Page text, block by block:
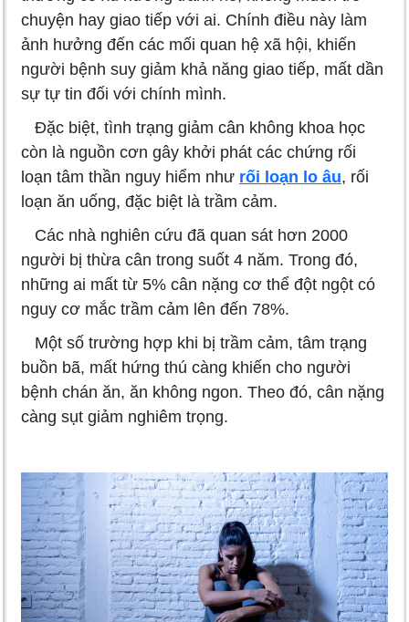
chuyện hay giao tiếp với ai. Chính điều này làm
ảnh hưởng đến các mối quan hệ xã hội, khiến
người bệnh suy giảm khả năng giao tiếp, mất dần
sự tự tin đối với chính mình.
Đặc biệt, tình trạng giảm cân không khoa học
còn là nguồn cơn gây khởi phát các chứng rối
loạn tâm thần nguy hiểm như rối loạn lo âu, rối
loạn ăn uống, đặc biệt là trầm cảm.
Các nhà nghiên cứu đã quan sát hơn 2000
người bị thừa cân trong suốt 4 năm. Trong đó,
những ai mất từ 5% cân nặng cơ thể đột ngột có
nguy cơ mắc trầm cảm lên đến 78%.
Một số trường hợp khi bị trầm cảm, tâm trạng
buồn bã, mất hứng thú càng khiến cho người
bệnh chán ăn, ăn không ngon. Theo đó, cân nặng
càng sụt giảm nghiêm trọng.